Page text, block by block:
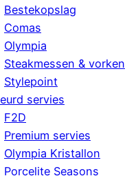
Bestekopslag
Comas
Olympia
Steakmessen & vorken
Stylepoint
servies
F2D
Premium servies
Olympia Kristallon
Porcelite Seasons